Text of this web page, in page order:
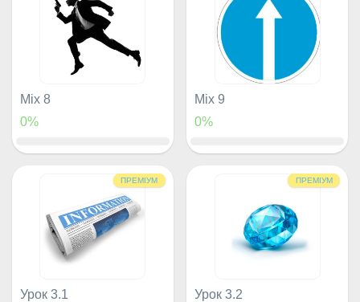
Mix 8
0%
Mix 9
0%
ПРЕМІУМ
Урок 3.1
ПРЕМІУМ
Урок 3.2